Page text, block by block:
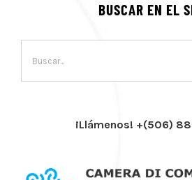
BUSCAR EN EL
¡Llámenos! +(506)